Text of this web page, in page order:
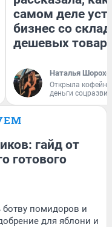
самом деле
бизнес со
дешевых
Наталья
Открыла
деньги
гайд от
готового
помидоров и
для яблони и